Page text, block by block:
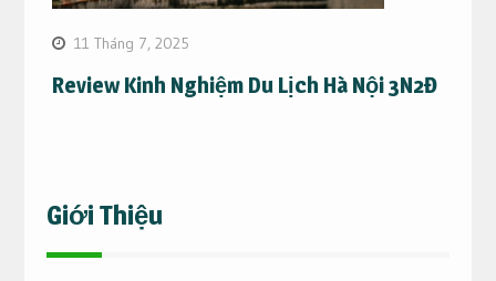
11 Tháng 7, 2025
Review Kinh Nghiệm Du Lịch Hà Nội 3N2Đ
Giới Thiệu